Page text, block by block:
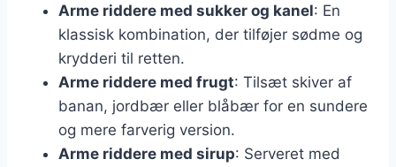
Arme riddere med sukker og kanel: En
klassisk kombination, der tilføjer sødme og
krydderi til retten.
Arme riddere med frugt: Tilsæt skiver af
banan, jordbær eller blåbær for en sundere
og mere farverig version.
Arme riddere med sirup: Serveret med